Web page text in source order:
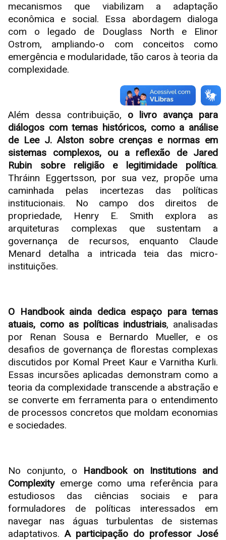
mecanismos que viabilizam a adaptação
econômica e social. Essa abordagem dialoga
com o legado de Douglass North e Elinor
Ostrom, ampliando-o com conceitos como
emergência e modularidade, tão caros à teoria da
complexidade.
Além dessa contribuição, o livro avança para
diálogos com temas históricos, como a análise
de Lee J. Alston sobre crenças e normas em
sistemas complexos, ou a reflexão de Jared
Rubin sobre religião e legitimidade política.
Thráinn Eggertsson, por sua vez, propõe uma
caminhada pelas incertezas das políticas
institucionais. No campo dos direitos de
propriedade, Henry E. Smith explora as
arquiteturas complexas que sustentam a
governança de recursos, enquanto Claude
Menard detalha a intricada teia das micro-
instituições.
O Handbook ainda dedica espaço para temas
atuais, como as políticas industriais, analisadas
por Renan Sousa e Bernardo Mueller, e os
desafios de governança de florestas complexas
discutidos por Komal Preet Kaur e Varnitha Kurli.
Essas incursões aplicadas demonstram como a
teoria da complexidade transcende a abstração e
se converte em ferramenta para o entendimento
de processos concretos que moldam economias
e sociedades.
No conjunto, o Handbook on Institutions and
Complexityemerge como uma referência para
estudiosos das ciências sociais e para
formuladores de políticas interessados em
navegar nas águas turbulentas de sistemas
adaptativos.A participação do professor José